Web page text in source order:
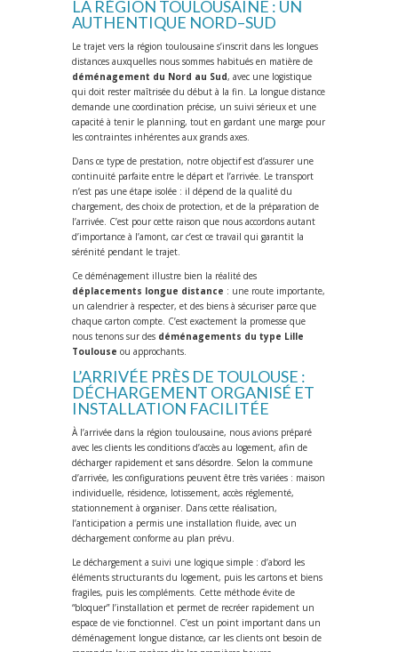
LA RÉGION TOULOUSAINE : UN
AUTHENTIQUE NORD–SUD
Le trajet vers la région toulousaine s’inscrit dans les longues
distances auxquelles nous sommes habitués en matière de
déménagement du Nord au Sud, avec une logistique
qui doit rester maîtrisée du début à la fin. La longue distance
demande une coordination précise, un suivi sérieux et une
capacité à tenir le planning, tout en gardant une marge pour
les contraintes inhérentes aux grands axes.
Dans ce type de prestation, notre objectif est d’assurer une
continuité parfaite entre le départ et l’arrivée. Le transport
n’est pas une étape isolée : il dépend de la qualité du
chargement, des choix de protection, et de la préparation de
l’arrivée. C’est pour cette raison que nous accordons autant
d’importance à l’amont, car c’est ce travail qui garantit la
sérénité pendant le trajet.
Ce déménagement illustre bien la réalité des
déplacements longue distance : une route importante,
un calendrier à respecter, et des biens à sécuriser parce que
chaque carton compte. C’est exactement la promesse que
nous tenons sur des déménagements du type Lille
Toulouse ou approchants.
L’ARRIVÉE PRÈS DE TOULOUSE :
DÉCHARGEMENT ORGANISÉ ET
INSTALLATION FACILITÉE
À l’arrivée dans la région toulousaine, nous avions préparé
avec les clients les conditions d’accès au logement, afin de
décharger rapidement et sans désordre. Selon la commune
d’arrivée, les configurations peuvent être très variées : maison
individuelle, résidence, lotissement, accès réglementé,
stationnement à organiser. Dans cette réalisation,
l’anticipation a permis une installation fluide, avec un
déchargement conforme au plan prévu.
Le déchargement a suivi une logique simple : d’abord les
éléments structurants du logement, puis les cartons et biens
fragiles, puis les compléments. Cette méthode évite de
“bloquer” l’installation et permet de recréer rapidement un
espace de vie fonctionnel. C’est un point important dans un
déménagement longue distance, car les clients ont besoin de